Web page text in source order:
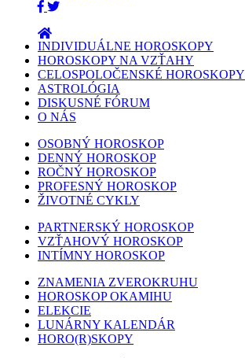
INDIVIDUÁLNE HOROSKOPY
HOROSKOPY NA VZŤAHY
CELOSPOLOČENSKÉ HOROSKOPY
ASTROLÓGIA
DISKUSNÉ FÓRUM
O NÁS
OSOBNÝ HOROSKOP
DENNÝ HOROSKOP
ROČNÝ HOROSKOP
PROFESNÝ HOROSKOP
ŽIVOTNÉ CYKLY
PARTNERSKÝ HOROSKOP
VZŤAHOVÝ HOROSKOP
INTÍMNY HOROSKOP
ZNAMENIA ZVEROKRUHU
HOROSKOP OKAMIHU
ELEKCIE
LUNÁRNY KALENDÁR
HORO(R)SKOPY